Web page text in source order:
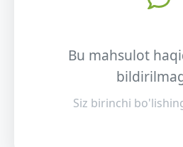
Bu mahsulot
Siz birinchi